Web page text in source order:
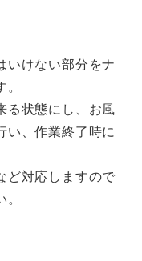
いけない部分をナ
る状態にし、お風
い、作業終了時に
ど対応しますので